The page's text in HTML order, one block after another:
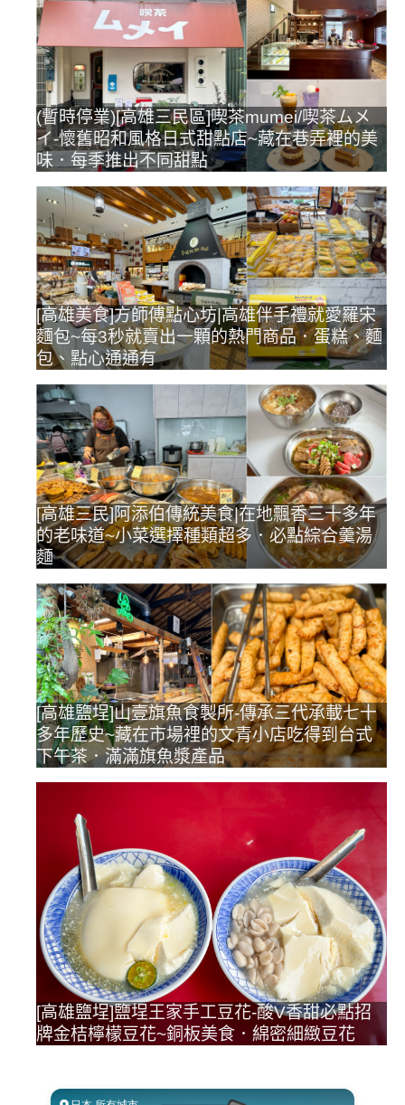
(暫時停業)[高雄三民區]喫茶mumei/喫茶ムメ
イ-懷舊昭和風格日式甜點店~藏在巷弄裡的美
味．每季推出不同甜點
[高雄美食]方師傅點心坊|高雄伴手禮就愛羅宋
麵包~每3秒就賣出一顆的熱門商品．蛋糕、麵
包、點心通通有
[高雄三民]阿添伯傳統美食|在地飄香三十多年
的老味道~小菜選擇種類超多．必點綜合羹湯
麵
[高雄鹽埕]山壹旗魚食製所-傳承三代承載七十
多年歷史~藏在市場裡的文青小店吃得到台式
下午茶．滿滿旗魚漿產品
[高雄鹽埕]鹽埕王家手工豆花-酸V香甜必點招
牌金桔檸檬豆花~銅板美食．綿密細緻豆花